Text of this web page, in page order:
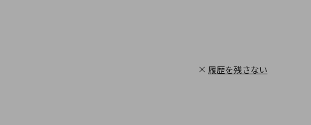
履歴を残さない